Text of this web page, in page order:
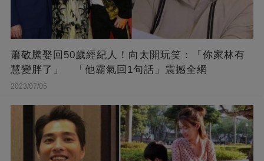
蕭敬騰娶回50歲經紀人！向太開玩笑：「你家林有
慧變胖了」 「他霸氣回1句話」震撼全網
2023/07/05